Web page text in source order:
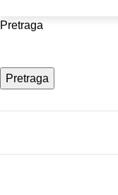
Pretraga
Pretraga